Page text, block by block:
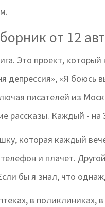
от 12
Это проект,
депрессия», «Я боюсь
писателей из
рассказы. Каждый -
которая каждый
и плачет.
бы я знал, что
в